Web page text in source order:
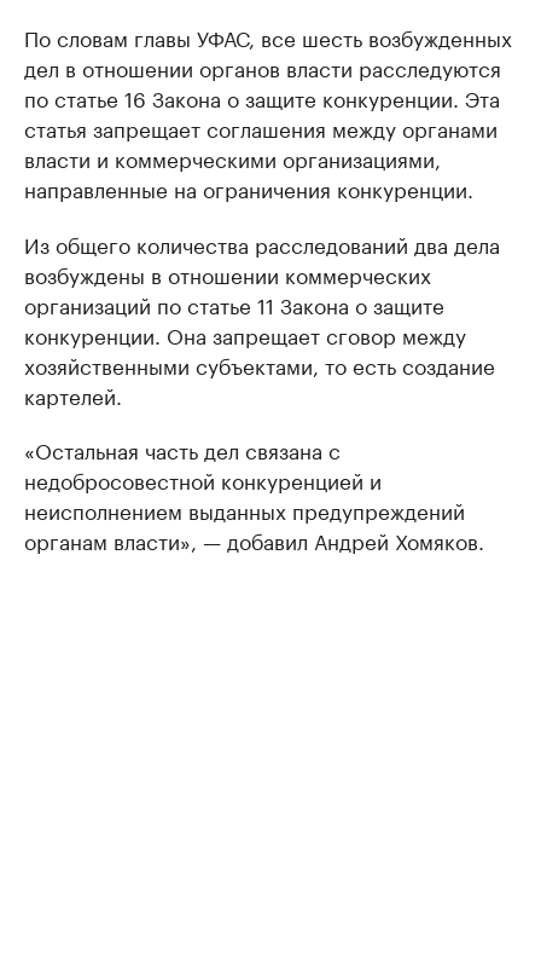
По словам главы УФАС, все шесть возбужденных
дел в отношении органов власти расследуются
по статье 16 Закона о защите конкуренции. Эта
статья запрещает соглашения между органами
власти и коммерческими организациями,
направленные на ограничения конкуренции.
Из общего количества расследований два дела
возбуждены в отношении коммерческих
организаций по статье 11 Закона о защите
конкуренции. Она запрещает сговор между
хозяйственными субъектами, то есть создание
картелей.
«Остальная часть дел связана с
недобросовестной конкуренцией и
неисполнением выданных предупреждений
органам власти», — добавил Андрей Хомяков.